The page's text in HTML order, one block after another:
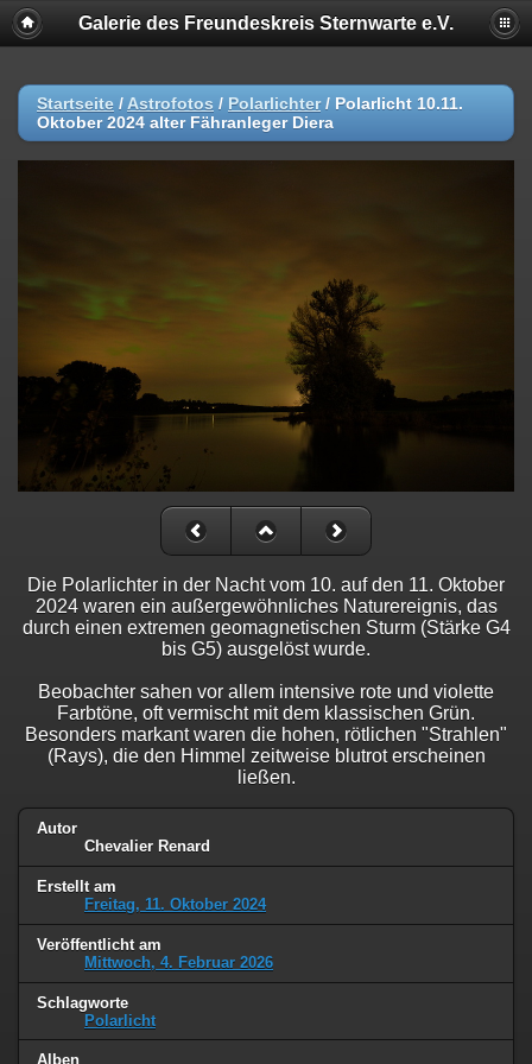
Galerie des Freundeskreis Sternwarte e.V.
Startseite / Astrofotos / Polarlichter/ Polarlicht 10.11.
Oktober 2024 alter Fähranleger Diera
Die Polarlichter in der Nacht vom 10. auf den 11. Oktober
2024 waren ein außergewöhnliches Naturereignis, das
durch einen extremen geomagnetischen Sturm (Stärke G4
bis G5) ausgelöst wurde.
Beobachter sahen vor allem intensive rote und violette
Farbtöne, oft vermischt mit dem klassischen Grün.
Besonders markant waren die hohen, rötlichen "Strahlen"
(Rays), die den Himmel zeitweise blutrot erscheinen
ließen.
Autor
Chevalier Renard
Erstellt am
Freitag, 11. Oktober 2024
Veröffentlicht am
Mittwoch, 4. Februar 2026
Schlagworte
Polarlicht
Alben